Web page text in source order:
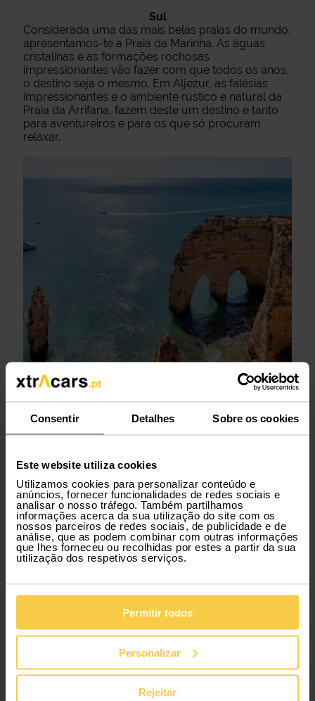
Consentir Detalhes Sobre os cookies
Este website utiliza cookies
Utilizamos cookies para personalizar conteúdo e
anúncios, fornecer funcionalidades de redes sociais e
analisar o nosso tráfego. Também partilhamos
informações acerca da sua utilização do site com os
nossos parceiros de redes sociais, de publicidade e de
análise, que as podem combinar com outras informações
que lhes forneceu ou recolhidas por estes a partir da sua
utilização dos respetivos serviços.
Permitir todos
Personalizar
Rejeitar
Sul
Considerada uma das mais belas praias do mundo,
apresentamos-te a Praia da Marinha. As águas
cristalinas e as formações rochosas
impressionantes vão fazer com que todos os anos,
o destino seja o mesmo. Em Aljezur, as falésias
impressionantes e o ambiente rústico e natural da
Praia da Arrifana, fazem deste um destino e tanto
para aventureiros e para os que só procuram
relaxar.
Desporto e aventura
Seguem-se os melhores destinos para umas férias
radicais. Aperta o capacete, no Parque Natural do
Alvão podes escolher entre canyoning, escalada e
caminhadas. Tudo, sempre acompanhado pelas
mais bonitas paisagens naturais. Perfeito para
atividades aquáticas como caiaque e passeios de
barco, no Rio Douro, além de te aventurares, ainda
usufruis de uma vista deslumbrante para as
É na famosa Serra da Lousã que os fãs de
mountain biking encontram o sítio perfeito para
praticar este desporto. Para os amantes de
escalada, o destino é o mesmo. O plus é a
paisagem de tirar o fôlego. Na Praia de Peniche, os
condições perfeitas para aprender ou aperfeiçoar